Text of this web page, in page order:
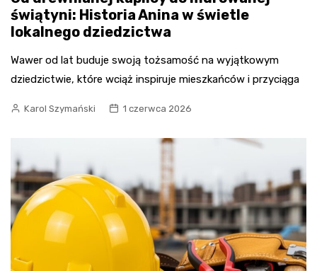
świątyni: Historia Anina w świetle
lokalnego dziedzictwa
Wawer od lat buduje swoją tożsamość na wyjątkowym
dziedzictwie, które wciąż inspiruje mieszkańców i przyciąga
Karol Szymański 1 czerwca 2026